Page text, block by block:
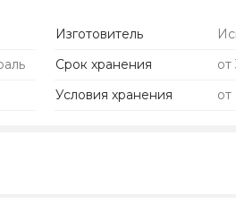
Изготовитель
Срок хранения
от
Условия хранения от